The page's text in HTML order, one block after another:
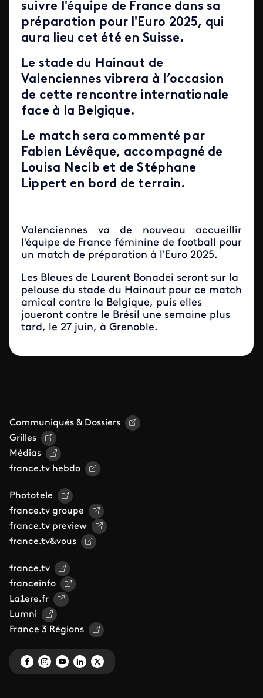
suivre l'équipe de France dans sa
préparation pour l'Euro 2025, qui
aura lieu cet été en Suisse.
Le stade du Hainaut de
Valenciennes vibrera à l’occasion
de cette rencontre internationale
face à la Belgique.
Le match sera commenté par
Fabien Lévêque, accompagné de
Louisa Necib et de Stéphane
Lippert en bord de terrain.
Valenciennes va de nouveau accueillir
l'équipe de France féminine de football pour
un match de préparation à l'Euro 2025.
Les Bleues de Laurent Bonadei seront sur la
pelouse du stade du Hainaut pour ce match
amical contre la Belgique, puis elles
joueront contre le Brésil une semaine plus
tard, le 27 juin, à Grenoble.
Communiqués & Dossiers
Grilles
Médias
france.tv hebdo
Phototele
france.tv groupe
france.tv preview
france.tv&vous
france.tv
franceinfo
La1ere.fr
Lumni
France 3 Régions